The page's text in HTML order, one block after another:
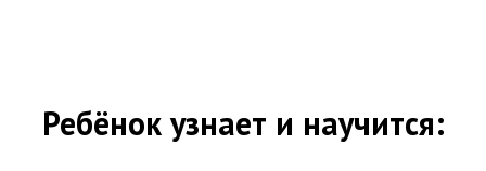
Ребёнок узнает и научится: